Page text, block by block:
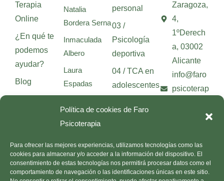
Política de cookies de Faro
Psicoterapia
Para ofrecer las mejores experiencias, utilizamos tecnologías como las
cookies para almacenar y/o acceder a la información del dispositivo. El
consentimiento de estas tecnologías nos permitirá procesar datos como el
comportamiento de navegación o las identificaciones únicas en este sitio.
Terapia
Online
¿En qué te
podemos
ayudar?
Blog
Natalia
Bordera Serna
Inmaculada
Albero
Laura
Espadas
Neus Galindo
García
Ainoa Andrés
personal
03 /
Psicología
deportiva
04 / TCA en
adolescentes
artículos
Zaragoza,
4,
1ºDerech
a, 03002
Alicante
info@faro
psicoterap